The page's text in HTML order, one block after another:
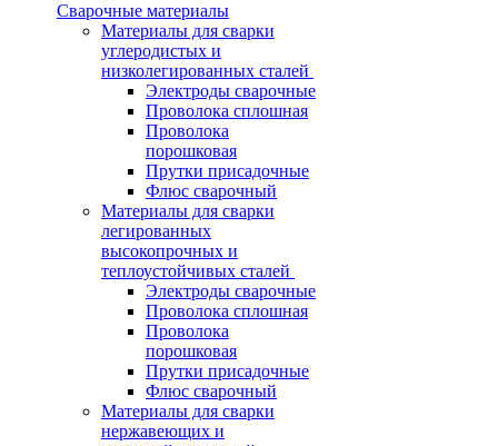
Сварочные материалы
Материалы для сварки
углеродистых и
низколегированных сталей
Электроды сварочные
Проволока сплошная
Проволока
порошковая
Прутки присадочные
Флюс сварочный
Материалы для сварки
легированных
высокопрочных и
теплоустойчивых сталей
Электроды сварочные
Проволока сплошная
Проволока
порошковая
Прутки присадочные
Флюс сварочный
Материалы для сварки
нержавеющих и